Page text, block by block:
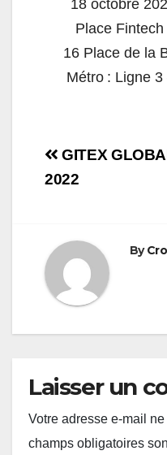
18 octobre
Place
16 Place de la
Métro : Ligne
de
GITEX
2022
By
Laisser un
Votre adresse e-mail
champs obligatoires